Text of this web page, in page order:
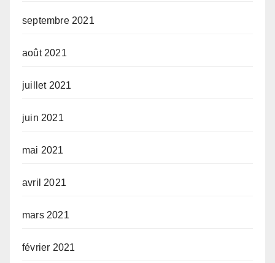
septembre 2021
août 2021
juillet 2021
juin 2021
mai 2021
avril 2021
mars 2021
février 2021